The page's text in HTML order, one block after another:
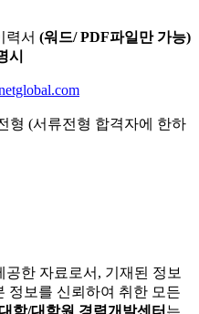
력서 (워드/ PDF파일만 가능)
시
형 (서류전형 합격자에 한하
공한 자료로서, 기재된 정보
정보를 신뢰하여 취한 모든